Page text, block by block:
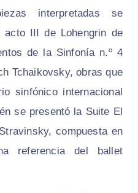
interpretadas se
acto III de Lohengrin de
de la Sinfonía n.º 4
Tchaikovsky, obras que
sinfónico internacional
se presentó la Suite El
compuesta en
referencia del ballet